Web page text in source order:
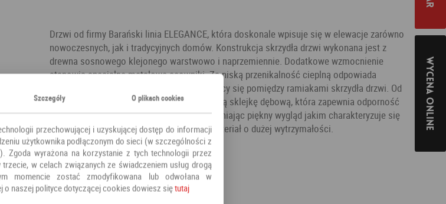
Drzwi od firmy Barański linia ELEGANCE, która doskonale wpisuje się w elewacje zarówno
nowoczesnych, jak i tradycyjnych domów. Konstrukcja skrzydła drzwi wykonana jest z
drewna sosnowego klejonego warstwowo i naprzemiennie. Dodatkowe wzmocnienie
stanowią specjalne metalowe ceowniki. Za niską przenikalność cieplną odpowiada
dedykowany panel termoizolacyjny znajdujący się pomiędzy ramiakami skrzydła drzwi. Od
zewnątrz drzwi wykończone są wodoodporną sklejkę dębową, która zapewnia odporność
na czynniki zewnętrzne jednocześnie zapewniając piękny wygląd jakim charakteryzuje się
naturalne drewno. Kamień to szlachetny materiał o dużej wytrzymałości.
Kategoria:Drzwi zewnętrzne
Producent:Barański
Wycena online
Szczegóły O plikach cookies
przechowującej i uzyskującej dostęp do informacji
użytkownika podłączonym do sieci (w szczególności z
Zgoda wyrażona na korzystanie z tych technologii przez
w celach związanych ze świadczeniem usług drogą
momencie zostać zmodyfikowana lub odwołana w
o naszej polityce dotyczącej cookies dowiesz siętutaj